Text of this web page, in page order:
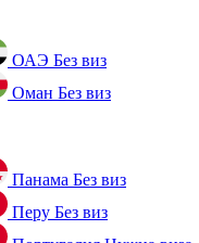
ОАЭ Без виз
Оман Без виз
Панама Без виз
Перу Без виз